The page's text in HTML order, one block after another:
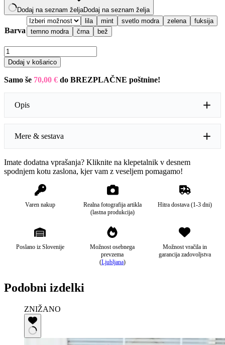
Dodaj na seznam željaDodaj na seznam želja
Barva
lila mint svetlo modra zelena
fuksija
temno modra
črna bež
Krilo
s
pentljo
količina
Dodaj v košarico
Samo še 70,00 € do BREZPLAČNE poštnine!
Opis
Mere & sestava
Mere:unisize (ustreza do konf.št. 40; obseg pasu: od 70 do
90cm, dolžina: 75cm)
Sestava:100% poliester
Imate dodatna vprašanja? Kliknite na klepetalnik v desnem
spodnjem kotu zaslona, kjer vam z veseljem pomagamo!
Varen nakup
Realna fotografija artikla
(lastna produkcija)
Hitra dostava (1-3 dni)
Poslano iz Slovenije
Možnost osebnega
prevzema
(Ljubljana)
Možnost vračila in
garancija zadovoljstva
Podobni izdelki
ZNIŽANO